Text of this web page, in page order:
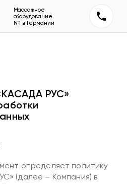
Массажное
оборудование
№1 в Германии
РУС»
определяет политику
(далее – Компания) в